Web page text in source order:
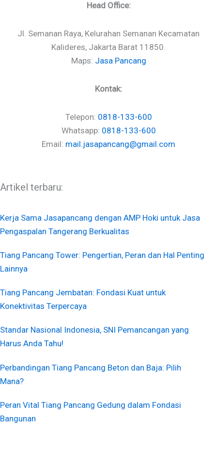
Head Office:
Jl. Semanan Raya, Kelurahan Semanan Kecamatan
Kalideres, Jakarta Barat 11850.
Maps: Jasa Pancang
Kontak:
Telepon: 0818-133-600
Whatsapp: 0818-133-600
Email: mail.jasapancang@gmail.com
Artikel terbaru:
Kerja Sama Jasapancang dengan AMP Hoki untuk Jasa
Pengaspalan Tangerang Berkualitas
Tiang Pancang Tower: Pengertian, Peran dan Hal Penting
Lainnya
Tiang Pancang Jembatan: Fondasi Kuat untuk
Konektivitas Terpercaya
Standar Nasional Indonesia, SNI Pemancangan yang
Harus Anda Tahu!
Perbandingan Tiang Pancang Beton dan Baja: Pilih
Mana?
Peran Vital Tiang Pancang Gedung dalam Fondasi
Bangunan